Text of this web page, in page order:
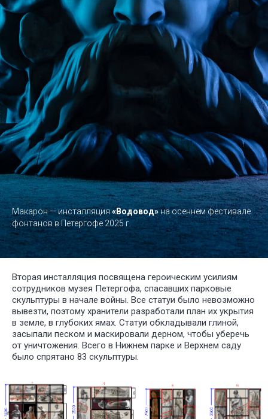
Макарон — инсталляция«Водовод»на осеннем фестивале
фонтанов в Петергофе 2025 г.
Арт-объект «Скрытые
в земле»: память,
спрятанная в холме
Вторая инсталляция посвящена героическим усилиям
сотрудников музея Петергофа, спасавших парковые
скульптуры в начале войны. Все статуи было невозможно
вывезти, поэтому хранители разработали план их укрытия
в земле, в глубоких ямах. Статуи обкладывали глиной,
засыпали песком и маскировали дерном, чтобы уберечь
от уничтожения. Всего в Нижнем парке и Верхнем саду
было спрятано 83 скульптуры.